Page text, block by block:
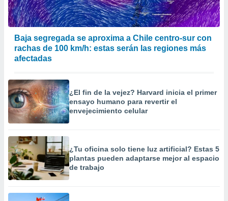
Baja segregada se aproxima a Chile centro-sur con
rachas de 100 km/h: estas serán las regiones más
afectadas
¿El fin de la vejez? Harvard inicia el primer
ensayo humano para revertir el
envejecimiento celular
¿Tu oficina solo tiene luz artificial? Estas 5
plantas pueden adaptarse mejor al espacio
de trabajo